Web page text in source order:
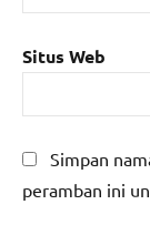
Situs Web
Simpan
peramban ini